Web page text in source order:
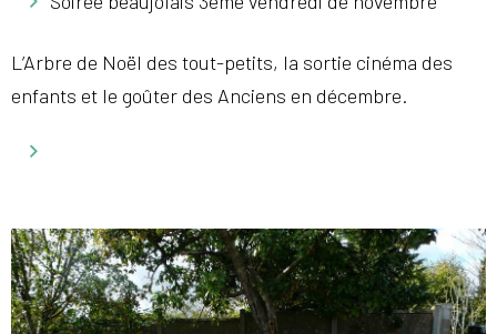
L’Arbre de Noël des tout-petits, la sortie cinéma des
enfants et le goûter des Anciens en décembre.